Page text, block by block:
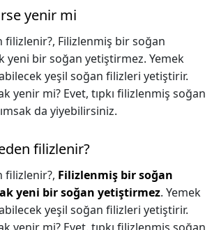
yenir mi
filizlenir?, Filizlenmiş bir soğan
yeni bir soğan yetiştirmez. Yemek
yeşil soğan filizleri yetiştirir.
yenir mi? Evet, tıpkı filizlenmiş soğan
da yiyebilirsiniz.
filizlenir?
filizlenir?, Filizlenmiş bir soğan
yeni bir soğan yetiştirmez. Yemek
yeşil soğan filizleri yetiştirir.